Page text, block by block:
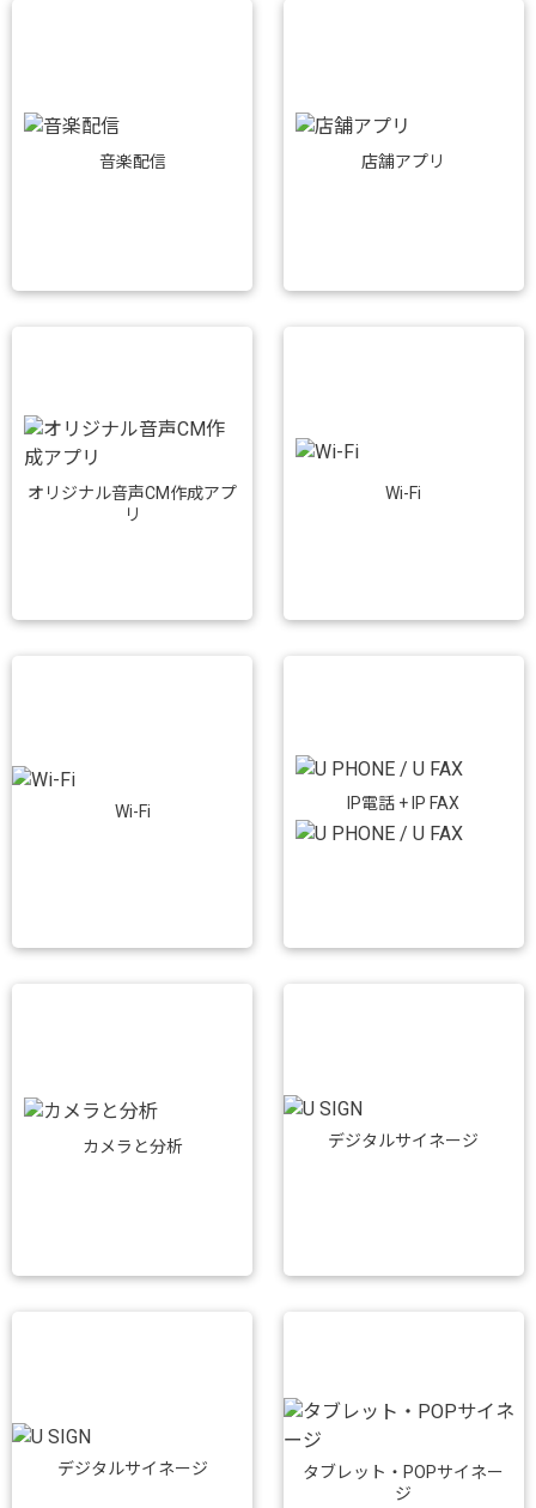
音楽配信 店舗アプリ
オリジナル音声CM作成アプ
リ
Wi-Fi
Wi-Fi IP電話 + IP FAX
カメラと分析 デジタルサイネージ
デジタルサイネージ
タブレット・POPサイネー
ジ